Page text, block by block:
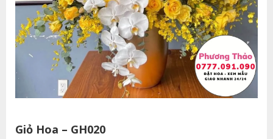
Giỏ Hoa – GH020